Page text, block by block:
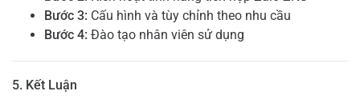
Bước 3: Cấu hình và tùy chỉnh theo nhu cầu
Bước 4: Đào tạo nhân viên sử dụng
5. Kết Luận